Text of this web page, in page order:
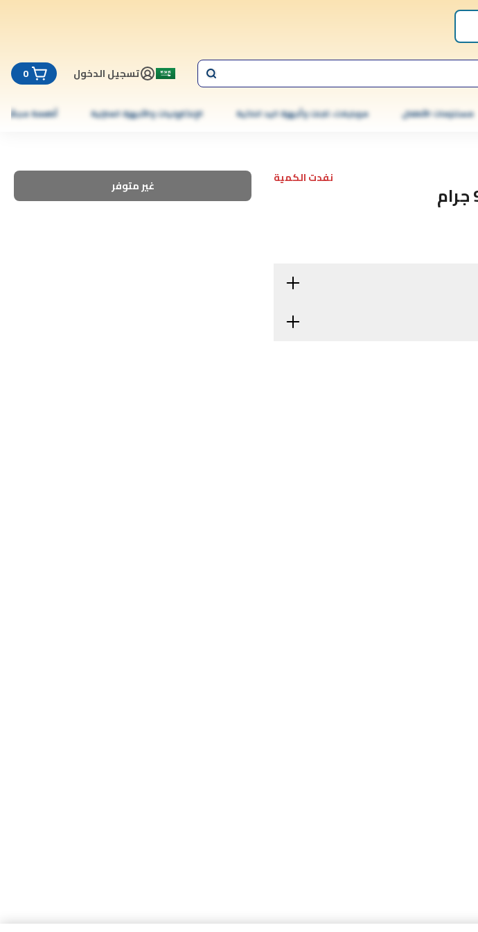
تسجيل الدخول 0
مستلزمات الأطفال موبايلات، تابلت وأجهزة اليد الذكية الإلكترونيات والأجهزة المنزلية أطعمة مجمّدة
نفدت الكمية غير متوفر